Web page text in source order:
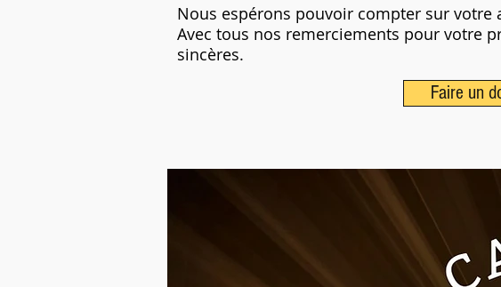
Nous espérons pouvoir compter sur
Avec tous nos remerciements pour votre
sincères.
Faire un